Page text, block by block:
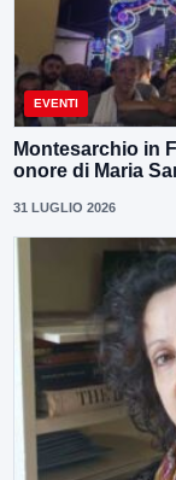
EVENTI
Montesarchio in
onore di Maria
31 LUGLIO 2026